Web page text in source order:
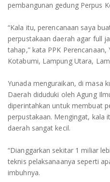
TANGGAMUS
PESISIR BARAT
TULANG BAWANG
TULANG BAWANG BARAT
MESUJI
WAY KANAN
PRINGSEWU
pembangunan gedung Perpus
“Kala itu, perencanaan saya
perpustakaan daerah agar full
tahap,” kata PPK
Kotabumi, Lampung Utara,
Yunada menguraikan, di masa
Daerah diduduki oleh Agung
diperintahkan untuk membuat
perpustakaan. Mengingat, kala
daerah sangat kecil.
“Dianggarkan sekitar 1 miliar
teknis pelaksanaanya seperti
imbuhnya.